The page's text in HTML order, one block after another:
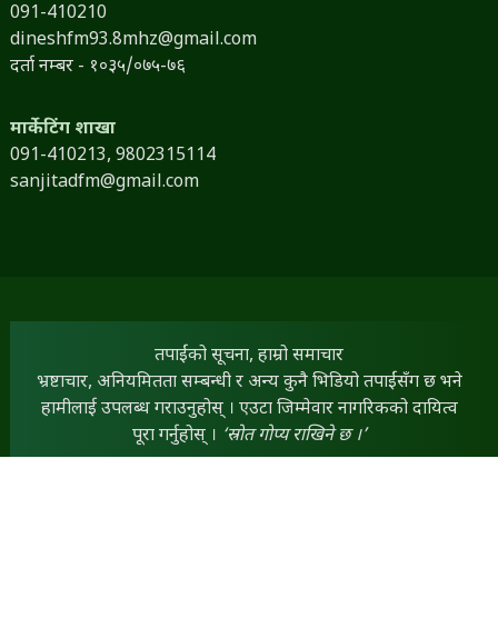
091-410210
dineshfm93.8mhz@gmail.com
दर्ता नम्बर - १०३५/०७५-७६
मार्केटिंग शाखा
091-410213, 9802315114
sanjitadfm@gmail.com
तपाईंको सूचना, हाम्रो समाचार
भ्रष्टाचार, अनियमितता सम्बन्धी र अन्य कुनै भिडियो तपाईंसँग छ भने
हामीलाई उपलब्ध गराउनुहोस् । एउटा जिम्मेवार नागरिकको दायित्व
पूरा गर्नुहोस् । ‘स्रोत गोप्य राखिने छ ।’